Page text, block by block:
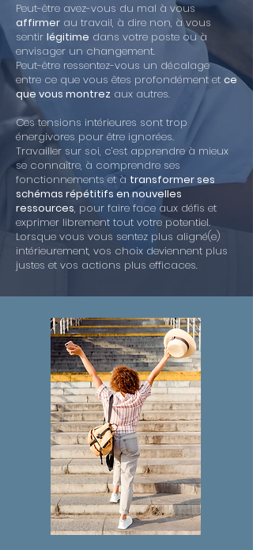
Peut-être avez-vous du mal à vous
affirmer au travail, à dire non, à vous
sentir légitime dans votre poste ou à
envisager un changement.
Peut-être ressentez-vous un décalage
entre ce que vous êtes profondément et ce
que vous montrez aux autres.
Ces tensions intérieures sont trop
énergivores pour être ignorées.
Travailler sur soi, c’est apprendre à mieux
se connaître, à comprendre ses
fonctionnements et à transformer ses
schémas répétitifs en nouvelles
ressources, pour faire face aux défis et
exprimer librement tout votre potentiel.
Lorsque vous vous sentez plus aligné(e)
intérieurement, vos choix deviennent plus
justes et vos actions plus efficaces.